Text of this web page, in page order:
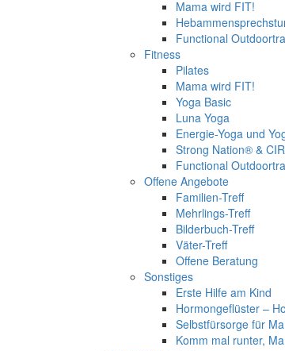
Mama wird FIT!
Functional
Fitness
Pilates
Mama wird FIT!
Yoga Basic
Luna Yoga
Energie-Yoga und
Strong Nation® &
Functional
Offene Angebote
Familien-Treff
Mehrlings-Treff
Bilderbuch-Treff
Väter-Treff
Offene Beratung
Sonstiges
Erste Hilfe am Kind
Hormongeflüster –
Selbstfürsorge für
Komm mal runter,